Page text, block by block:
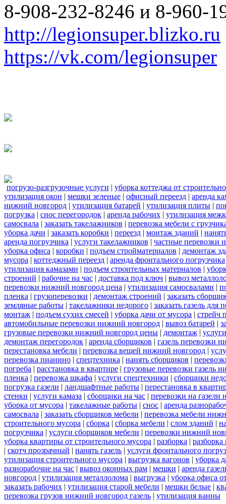
8-908-232-8246 и 8-960-
http://legionsuper.blizko.ru
https://vk.com/legionsuper
погрузо-разгрузочные услуги | уборка коттеджа от
утилизация окон | мешки зеленые | офисный переезд | аренда
нижний новгород | утилизация батарей | утилизация плиты |
погрузка | снос перегородок | аренда рабочих | утилизация
самосвала | заказать такелажников | перевозка мебели с
уборка дачи | заказать коробки | переезд | монтаж зданий |
аренда погрузчика | услуги такелажников | частные перевозки
уборка офиса | коробки | подъем стройматериалов | демонтаж
мусора | коттеджный переезд | аренда фронтального погрузчика
утилизация камазами | подъем строительных материалов |
строений | рабочие на час | доставка под ключ | вывоз
перевозки нижний новгород цена | утилизация самосвалами |
пленка | грузоперевозки | демонтаж строений | заказать
земляные работы | такелажники недорого | заказать газель
монтаж | подъем сухих смесей | уборка дачи от мусора | стрейч
автомобильные перевозки нижний новгород | вывоз батарей |
грузовые перевозки нижний новгород цены | демонтаж |
демонтаж перегородок | аренда сборщиков | газель перевозки
перестановка мебели | перевозка вещей нижний новгород |
перевозка пианино | спецтехника | нанять сборщиков |
погреба | расстановка в квартире | грузовые перевозки газель
пленка | перевозка шкафа | услуги спецтехники | сборщики
погрузка газели | ландшафтные работы | перестановка в
стенки | услуги камаза | сборщики на час | перевозки на
уборка от мусора | такелажные работы | снос | аренда
самосвала | заказать сборщиков мебели | перевозка мебели
строительного мусора | сборка | сборка мебели | слом зданий |
погрузчика | услуги сборщиков мебели | перевозки нижний
уборка квартиры от строительного мусора | разборка |
| скотч прозрачный | нанять газель | услуги фронтального
утилизация строительного мусора | выгрузка вагонов | уборка
разнорабочие на час | вывоз оконных рам | мешки | аренда
новгород | утилизация металлолома | выгрузка | уборка офиса
заказать рабочих | утилизация старой мебели | мешки белые |
перевозка грузов нижний новгород газель | утилизация ванны